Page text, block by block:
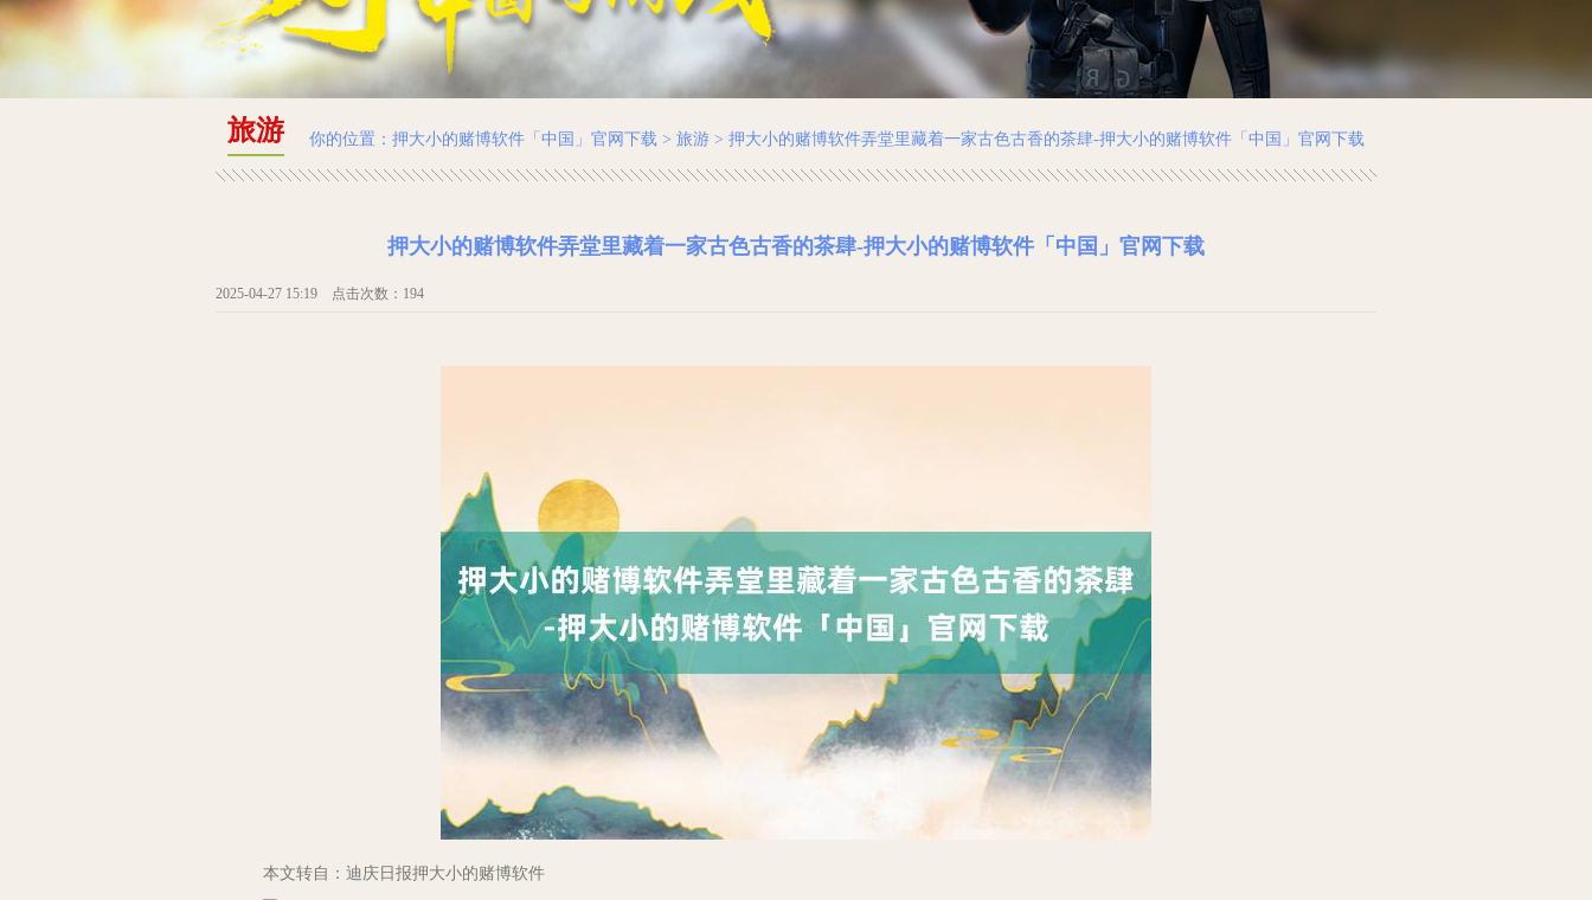
旅游 你的位置： 押大小的赌博软件「中国」官网下载 > 旅游 > 押大小的赌博软件弄堂里藏着一家古色古香的茶肆-押大小的赌博软件「中国」官网下载
押大小的赌博软件弄堂里藏着一家古色古香的茶肆-押大小的赌博软件「中国」官网下载
2025-04-27 15:19 点击次数：194
本文转自：迪庆日报押大小的赌博软件